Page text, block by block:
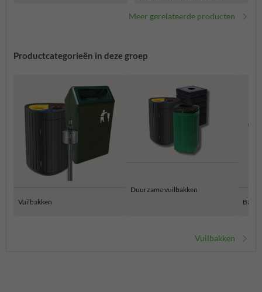
Meer gerelateerde producten
Productcategorieën in deze groep
Vuilbakken
Duurzame vuilbakken
Vuilbakken